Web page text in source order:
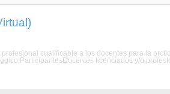
cualificable a los docentes para la
licenciados y/o